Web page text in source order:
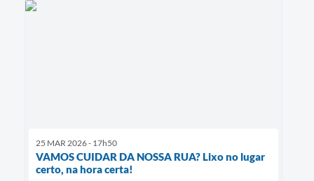
25 MAR 2026 - 17h50
VAMOS CUIDAR DA NOSSA RUA? Lixo no lugar
certo, na hora certa!